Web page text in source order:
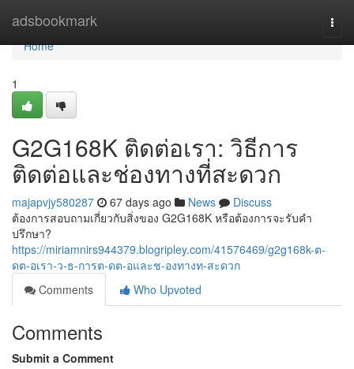
adsbookmark
Home
Home
1
G2G168K ติดต่อเรา: วิธีการ
ติดต่อและช่องทางที่สะดวก
majapvjy580287 67 days ago News
Discuss
ต้องการสอบถามเกี่ยวกับสิ่งของ G2G168K หรือต้องการจะรับคำ
ปรึกษา?
https://miriamnirs944379.blogripley.com/41576469/g2g168k-ต-
ดต-อเรา-ว-ธ-การต-ดต-อและช-องทางท-สะดวก
Comments
Who Upvoted
Comments
Submit a Comment